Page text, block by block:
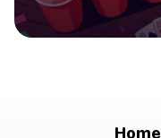
Home